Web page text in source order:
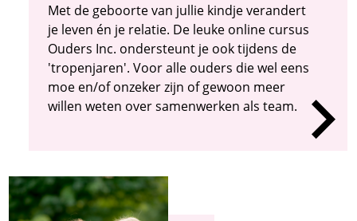
Met de geboorte van jullie kindje verandert
je leven én je relatie. De leuke online cursus
Ouders Inc. ondersteunt je ook tijdens de
'tropenjaren'. Voor alle ouders die wel eens
moe en/of onzeker zijn of gewoon meer
willen weten over samenwerken als team.